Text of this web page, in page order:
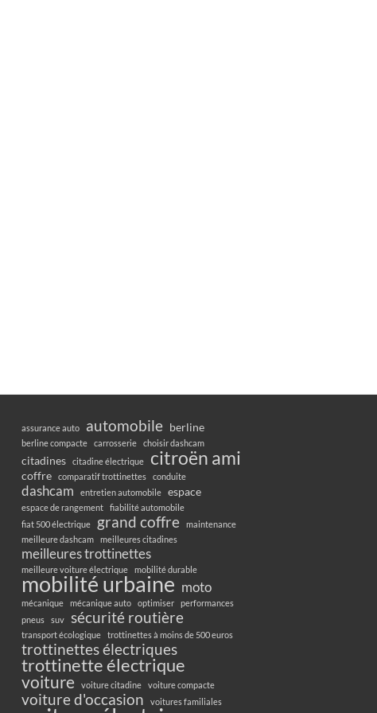
assurance auto automobile berline
berline compacte carrosserie choisir dashcam
citadines citadine électrique citroën ami
coffre comparatif trottinettes conduite
dashcam entretien automobile espace
espace de rangement
fiabilité automobile
fiat 500 électrique
grand coffre
maintenance
meilleure dashcam
meilleures citadines
meilleures trottinettes
meilleure voiture électrique mobilité durable
mobilité urbaine moto
mécanique mécanique auto optimiser
performances
pneus
suv sécurité routière
transport écologique trottinettes à moins de 500 euros
trottinettes électriques
trottinette électrique
voiture voiture citadine voiture compacte
voiture d'occasion voitures familiales